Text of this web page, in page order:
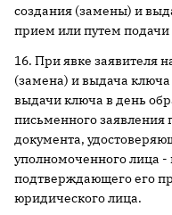
создания (замены) и
прием или путем
16. При явке заявителя
(замена) и выдача
выдачи ключа в день
письменного заявления
документа,
уполномоченного лица -
подтверждающего его
юридического лица.